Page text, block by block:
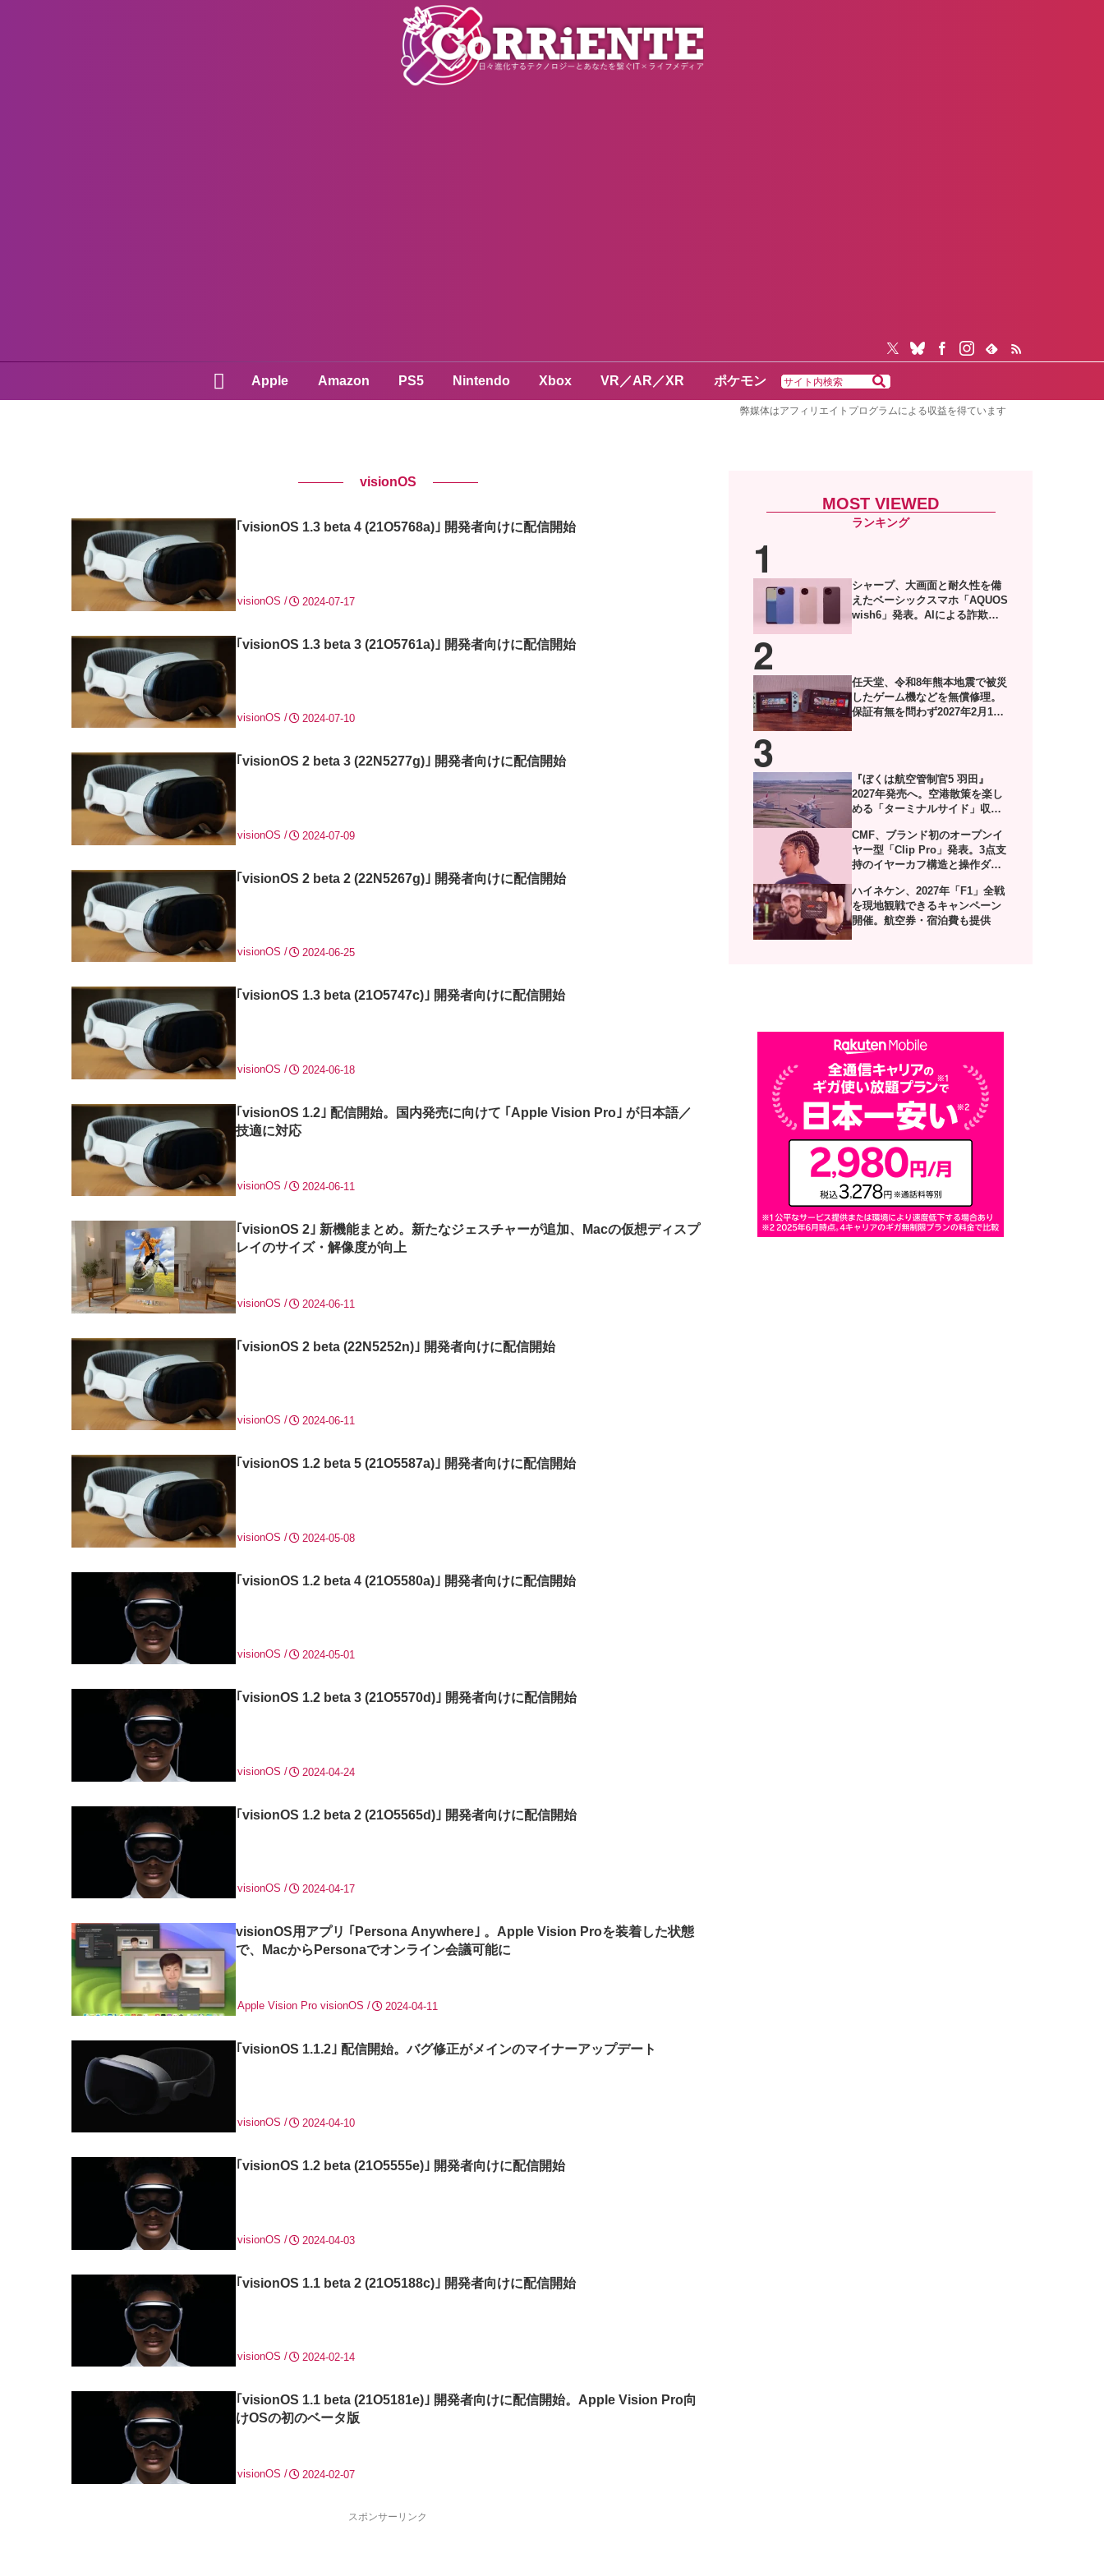
Apple Amazon PS5 Nintendo Xbox VR／AR／XR ポケモン
弊媒体はアフィリエイトプログラムによる収益を得ています
visionOS
｢visionOS 1.3 beta 4 (21O5768a)｣ 開発者向けに配信開始
2024-07-17
visionOS
｢visionOS 1.3 beta 3 (21O5761a)｣ 開発者向けに配信開始
2024-07-10
visionOS
｢visionOS 2 beta 3 (22N5277g)｣ 開発者向けに配信開始
2024-07-09
visionOS
｢visionOS 2 beta 2 (22N5267g)｣ 開発者向けに配信開始
2024-06-25
visionOS
｢visionOS 1.3 beta (21O5747c)｣ 開発者向けに配信開始
2024-06-18
visionOS
｢visionOS 1.2｣ 配信開始。国内発売に向けて ｢Apple Vision Pro｣ が日本語／
技適に対応
2024-06-11
visionOS
｢visionOS 2｣ 新機能まとめ。新たなジェスチャーが追加、Macの仮想ディスプ
レイのサイズ・解像度が向上
2024-06-11
visionOS
｢visionOS 2 beta (22N5252n)｣ 開発者向けに配信開始
2024-06-11
visionOS
｢visionOS 1.2 beta 5 (21O5587a)｣ 開発者向けに配信開始
2024-05-08
visionOS
｢visionOS 1.2 beta 4 (21O5580a)｣ 開発者向けに配信開始
2024-05-01
visionOS
｢visionOS 1.2 beta 3 (21O5570d)｣ 開発者向けに配信開始
2024-04-24
visionOS
｢visionOS 1.2 beta 2 (21O5565d)｣ 開発者向けに配信開始
2024-04-17
visionOS
visionOS用アプリ ｢Persona Anywhere｣ 。Apple Vision Proを装着した状態
で、MacからPersonaでオンライン会議可能に
2024-04-11
Apple Vision Pro visionOS
｢visionOS 1.1.2｣ 配信開始。バグ修正がメインのマイナーアップデート
2024-04-10
visionOS
｢visionOS 1.2 beta (21O5555e)｣ 開発者向けに配信開始
2024-04-03
visionOS
｢visionOS 1.1 beta 2 (21O5188c)｣ 開発者向けに配信開始
2024-02-14
visionOS
｢visionOS 1.1 beta (21O5181e)｣ 開発者向けに配信開始。Apple Vision Pro向
けOSの初のベータ版
2024-02-07
visionOS
スポンサーリンク
MOST VIEWED
シャープ、大画面と耐久性を備
えたベーシックスマホ「AQUOS
wish6」発表。AIによる詐欺電
任天堂、令和8年熊本地震で被災
したゲーム機などを無償修理。
保証有無を問わず2027年2月1日
『ぼくは航空管制官5 羽田』
2027年発売へ。空港散策を楽し
める「ターミナルサイド」収録
CMF、ブランド初のオープンイ
ヤー型「Clip Pro」発表。3点支
持のイヤーカフ構造と操作ダイ
ハイネケン、2027年「F1」全戦
を現地観戦できるキャンペーン
開催。航空券・宿泊費も提供